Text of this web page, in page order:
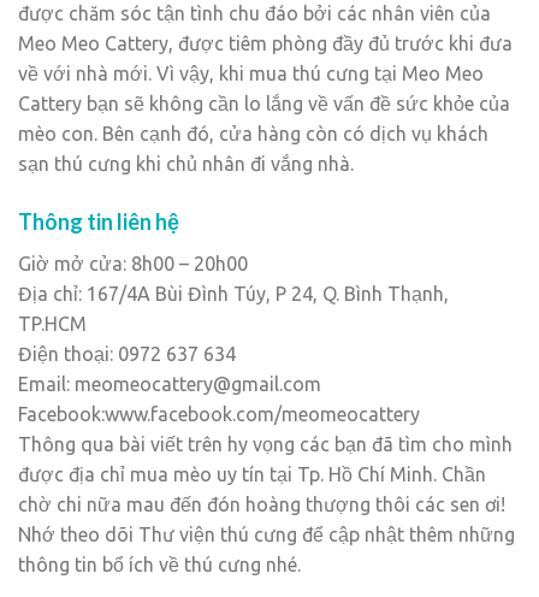
được chăm sóc tận tình chu đáo bởi các nhân viên của
Meo Meo Cattery, được tiêm phòng đầy đủ trước khi đưa
về với nhà mới. Vì vậy, khi mua thú cưng tại Meo Meo
Cattery bạn sẽ không cần lo lắng về vấn đề sức khỏe của
mèo con. Bên cạnh đó, cửa hàng còn có dịch vụ khách
sạn thú cưng khi chủ nhân đi vắng nhà.
Thông tin liên hệ
Giờ mở cửa: 8h00 – 20h00
Địa chỉ: 167/4A Bùi Đình Túy, P 24, Q. Bình Thạnh,
TP.HCM
Điện thoại: 0972 637 634
Email: meomeocattery@gmail.com
Facebook:www.facebook.com/meomeocattery
Thông qua bài viết trên hy vọng các bạn đã tìm cho mình
được địa chỉ mua mèo uy tín tại Tp. Hồ Chí Minh. Chần
chờ chi nữa mau đến đón hoàng thượng thôi các sen ơi!
Nhớ theo dõi Thư viện thú cưng để cập nhật thêm những
thông tin bổ ích về thú cưng nhé.